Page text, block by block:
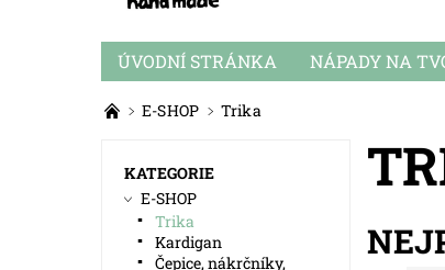
ÚVODNÍ STRÁNKA NÁPADY NA
E-SHOP Trika
KATEGORIE
E-SHOP
Trika
Kardigan
Čepice, nákrčníky,